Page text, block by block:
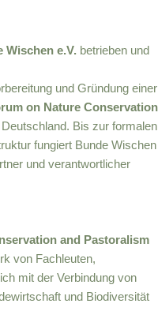
Wischen e.V. betrieben und
und Gründung einer
on Nature Conservation
Bis zur formalen
fungiert Bunde Wischen
und verantwortlicher
and Pastoralism
von Fachleuten,
mit der Verbindung von
und Biodiversität